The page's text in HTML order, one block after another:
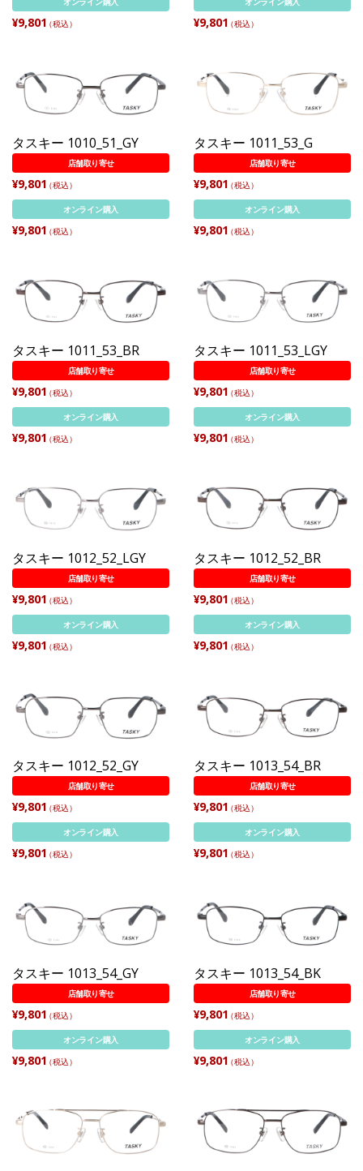
¥9,801 （税込） ¥9,801 （税込）
タスキー 1010_51_GY
店舗取り寄せ
¥9,801 （税込）
オンライン購入
¥9,801 （税込）
タスキー 1011_53_G
店舗取り寄せ
¥9,801 （税込）
オンライン購入
¥9,801 （税込）
タスキー 1011_53_BR
店舗取り寄せ
¥9,801 （税込）
オンライン購入
¥9,801 （税込）
タスキー 1011_53_LGY
店舗取り寄せ
¥9,801 （税込）
オンライン購入
¥9,801 （税込）
タスキー 1012_52_LGY
店舗取り寄せ
¥9,801 （税込）
オンライン購入
¥9,801 （税込）
タスキー 1012_52_BR
店舗取り寄せ
¥9,801 （税込）
オンライン購入
¥9,801 （税込）
タスキー 1012_52_GY
店舗取り寄せ
¥9,801 （税込）
オンライン購入
¥9,801 （税込）
タスキー 1013_54_BR
店舗取り寄せ
¥9,801 （税込）
オンライン購入
¥9,801 （税込）
タスキー 1013_54_GY
店舗取り寄せ
¥9,801 （税込）
オンライン購入
¥9,801 （税込）
タスキー 1013_54_BK
店舗取り寄せ
¥9,801 （税込）
オンライン購入
¥9,801 （税込）